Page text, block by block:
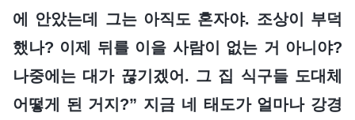
에 안았는데 그는 아직도 혼자야. 조상이 부덕
했나? 이제 뒤를 이을 사람이 없는 거 아니야?
나중에는 대가 끊기겠어. 그 집 식구들 도대체
어떻게 된 거지?” 지금 네 태도가 얼마나 강경